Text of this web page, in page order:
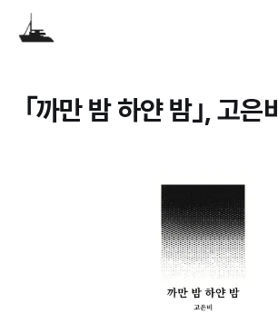
｢까만 밤 하얀 밤｣, 고은비